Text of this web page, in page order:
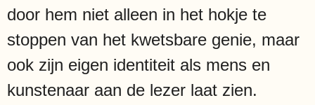
door hem niet alleen in het hokje te
stoppen van het kwetsbare genie, maar
ook zijn eigen identiteit als mens en
kunstenaar aan de lezer laat zien.